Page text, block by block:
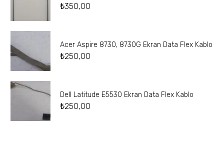
₺350,00
Acer Aspire 8730, 8730G Ekran Data Flex Kablo
₺250,00
Dell Latitude E5530 Ekran Data Flex Kablo
₺250,00